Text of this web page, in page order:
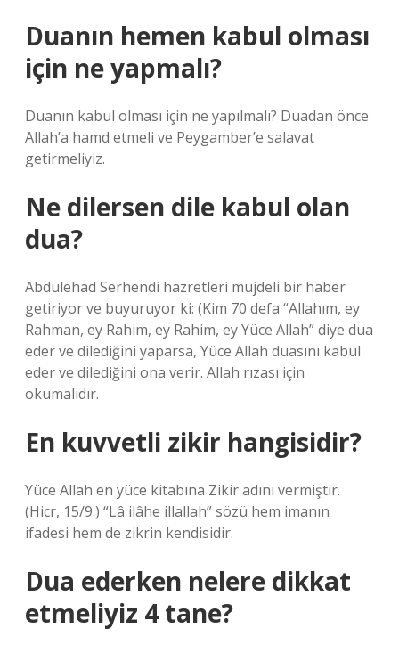
Duanın hemen kabul olması
için ne yapmalı?
Duanın kabul olması için ne yapılmalı? Duadan önce
Allah’a hamd etmeli ve Peygamber’e salavat
getirmeliyiz.
Ne dilersen dile kabul olan
dua?
Abdulehad Serhendi hazretleri müjdeli bir haber
getiriyor ve buyuruyor ki: (Kim 70 defa “Allahım, ey
Rahman, ey Rahim, ey Rahim, ey Yüce Allah” diye dua
eder ve dilediğini yaparsa, Yüce Allah duasını kabul
eder ve dilediğini ona verir. Allah rızası için
okumalıdır.
En kuvvetli zikir hangisidir?
Yüce Allah en yüce kitabına Zikir adını vermiştir.
(Hicr, 15/9.) “Lâ ilâhe illallah” sözü hem imanın
ifadesi hem de zikrin kendisidir.
Dua ederken nelere dikkat
etmeliyiz 4 tane?